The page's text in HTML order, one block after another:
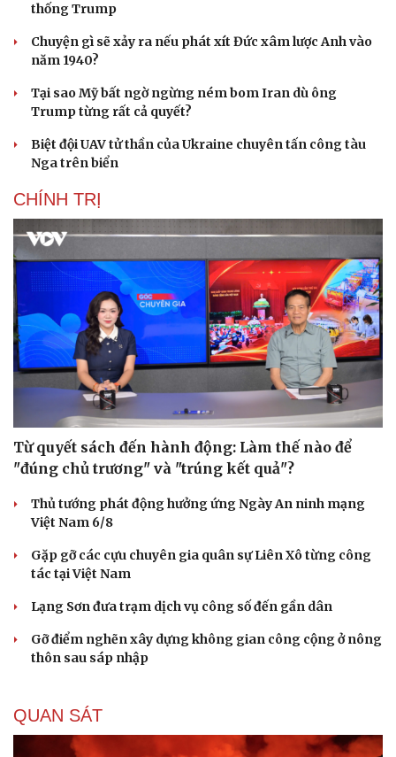
thống Trump
Chuyện gì sẽ xảy ra nếu phát xít Đức xâm lược Anh vào
năm 1940?
Tại sao Mỹ bất ngờ ngừng ném bom Iran dù ông
Trump từng rất cả quyết?
Biệt đội UAV tử thần của Ukraine chuyên tấn công tàu
Nga trên biển
CHÍNH TRỊ
Từ quyết sách đến hành động: Làm thế nào để
"đúng chủ trương" và "trúng kết quả"?
Thủ tướng phát động hưởng ứng Ngày An ninh mạng
Việt Nam 6/8
Gặp gỡ các cựu chuyên gia quân sự Liên Xô từng công
tác tại Việt Nam
Lạng Sơn đưa trạm dịch vụ công số đến gần dân
Gỡ điểm nghẽn xây dựng không gian công cộng ở nông
thôn sau sáp nhập
QUAN SÁT